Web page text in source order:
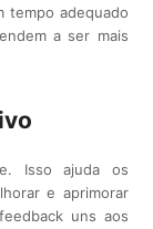
tempo adequado
a ser mais
Isso ajuda os
e aprimorar
uns aos